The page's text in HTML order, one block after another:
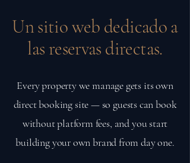
Un sitio web dedicado a
las reservas directas.
Every property we manage gets its own
direct booking site — so guests can book
without platform fees, and you start
building your own brand from day one.